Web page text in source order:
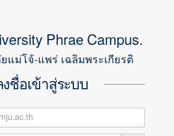
Phrae Campus.
แม่โจ้-แพร่ เฉลิมพระเกียรติ
งชื่อเข้าสู่ระบบ
Account